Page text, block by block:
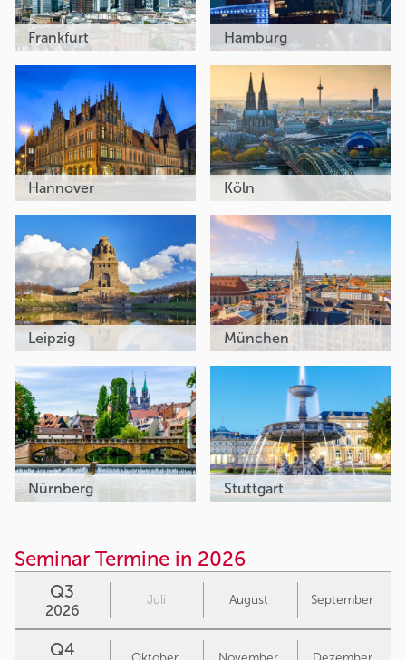
Frankfurt Hamburg
Hannover Köln
Leipzig München
Nürnberg Stuttgart
Seminar Termine in 2026
Q3
2026
Juli August September
Q4